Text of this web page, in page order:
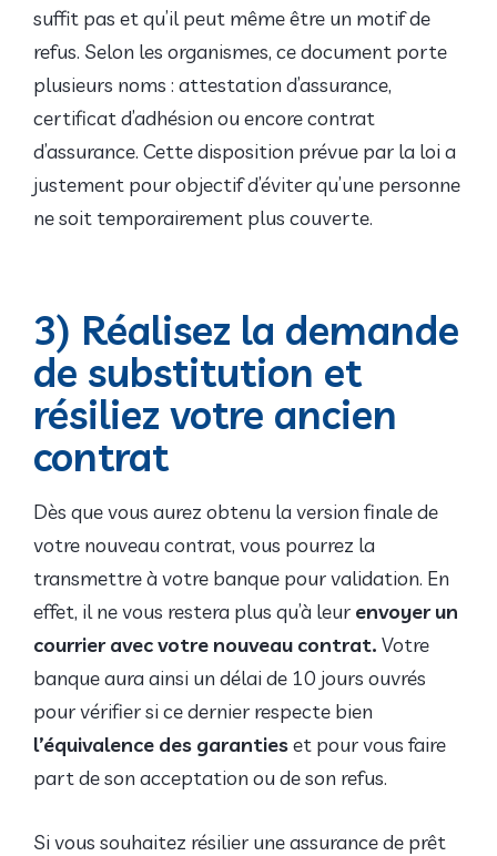
suffit pas et qu’il peut même être un motif de
refus. Selon les organismes, ce document porte
plusieurs noms : attestation d’assurance,
certificat d’adhésion ou encore contrat
d’assurance. Cette disposition prévue par la loi a
justement pour objectif d’éviter qu’une personne
ne soit temporairement plus couverte.
3) Réalisez la demande
de substitution et
résiliez votre ancien
contrat
Dès que vous aurez obtenu la version finale de
votre nouveau contrat, vous pourrez la
transmettre à votre banque pour validation. En
effet, il ne vous restera plus qu’à leur envoyer un
courrier avec votre nouveau contrat. Votre
banque aura ainsi un délai de 10 jours ouvrés
pour vérifier si ce dernier respecte bien
l’équivalence des garantieset pour vous faire
part de son acceptation ou de son refus.
Si vous souhaitez résilier une assurance de prêt